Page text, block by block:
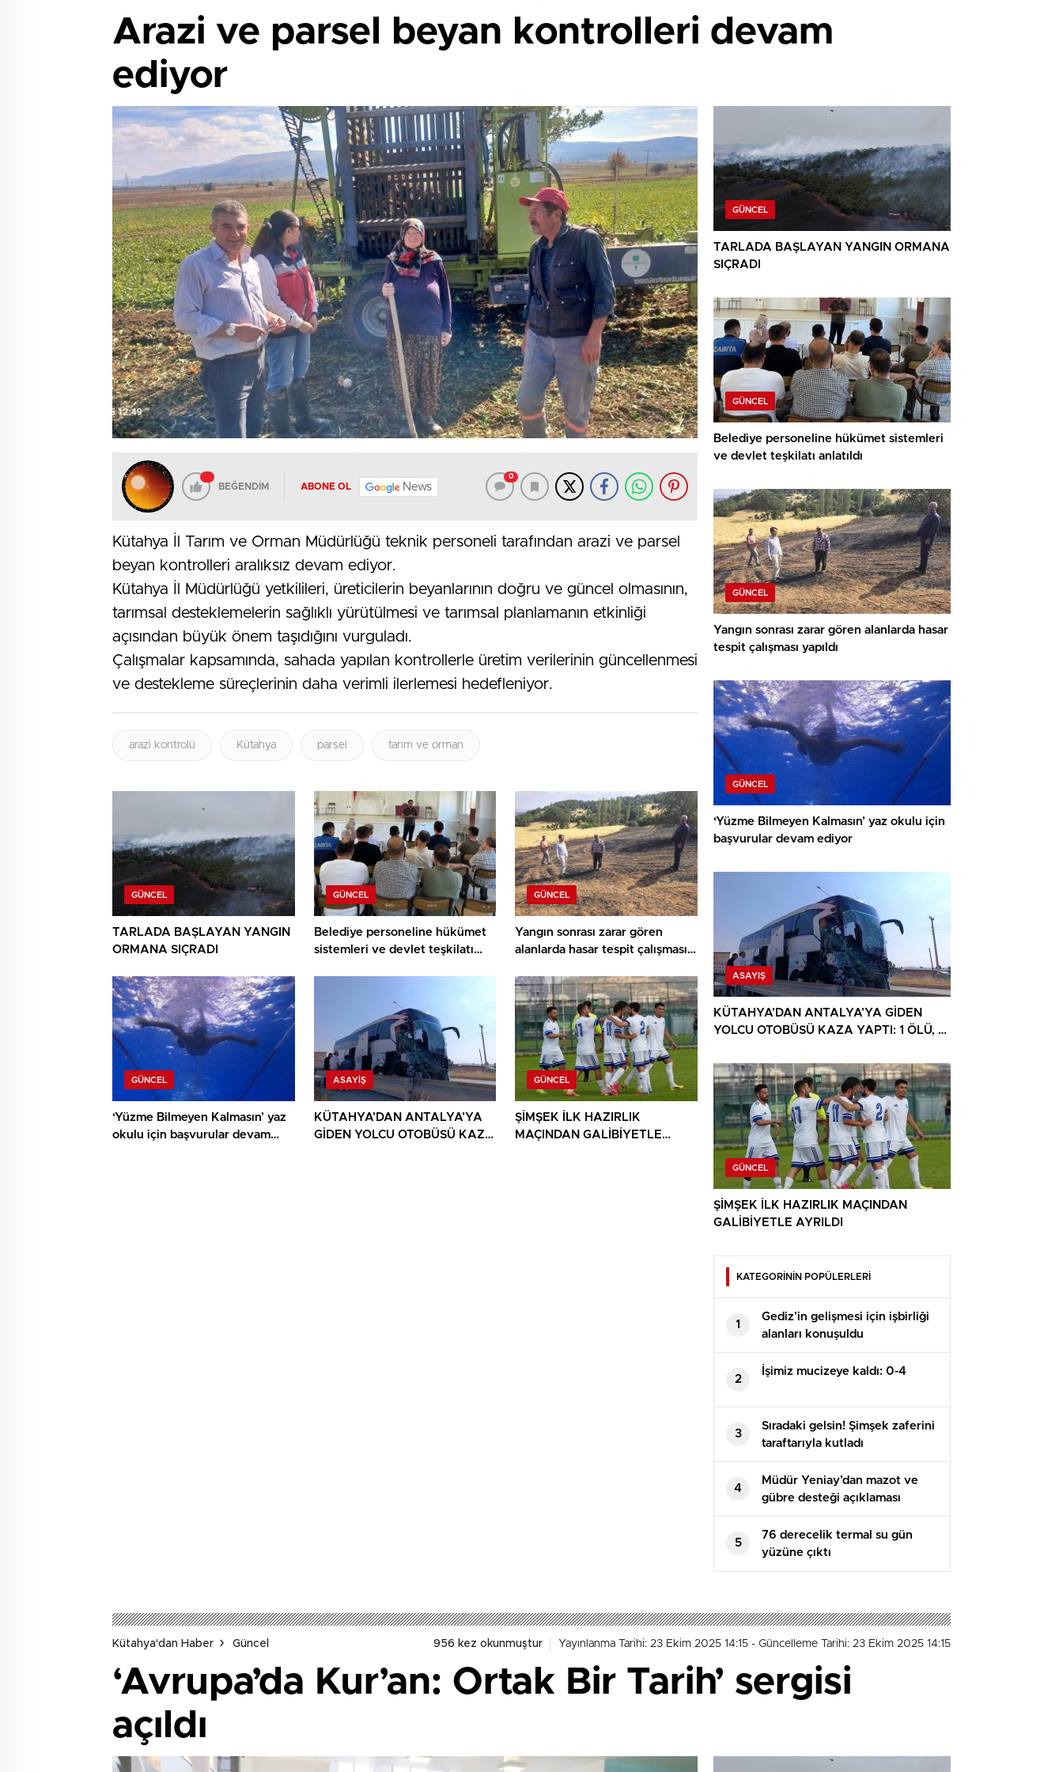
Arazi ve parsel beyan kontrolleri devam
ediyor
BEĞENDİM ABONE OL News
0
Kütahya İl Tarım ve Orman Müdürlüğü teknik personeli tarafından arazi ve parsel
beyan kontrolleri aralıksız devam ediyor.
Kütahya İl Müdürlüğü yetkilileri, üreticilerin beyanlarının doğru ve güncel olmasının,
tarımsal desteklemelerin sağlıklı yürütülmesi ve tarımsal planlamanın etkinliği
açısından büyük önem taşıdığını vurguladı.
Çalışmalar kapsamında, sahada yapılan kontrollerle üretim verilerinin güncellenmesi
ve destekleme süreçlerinin daha verimli ilerlemesi hedefleniyor.
arazi kontrolü Kütahya parsel tarım ve orman
GÜNCEL
TARLADA BAŞLAYAN YANGIN
ORMANA SIÇRADI
GÜNCEL
Belediye personeline hükümet
sistemleri ve devlet teşkilatı
GÜNCEL
Yangın sonrası zarar gören
alanlarda hasar tespit çalışması
GÜNCEL
‘Yüzme Bilmeyen Kalmasın’ yaz
okulu için başvurular devam
ASAYIŞ
KÜTAHYA’DAN ANTALYA’YA
GİDEN YOLCU OTOBÜSÜ KAZA
GÜNCEL
ŞİMŞEK İLK HAZIRLIK
MAÇINDAN GALİBİYETLE
GÜNCEL
TARLADA BAŞLAYAN YANGIN ORMANA
SIÇRADI
GÜNCEL
Belediye personeline hükümet sistemleri
ve devlet teşkilatı anlatıldı
GÜNCEL
Yangın sonrası zarar gören alanlarda hasar
tespit çalışması yapıldı
GÜNCEL
‘Yüzme Bilmeyen Kalmasın’ yaz okulu için
başvurular devam ediyor
ASAYIŞ
KÜTAHYA’DAN ANTALYA’YA GİDEN
YOLCU OTOBÜSÜ KAZA YAPTI: 1 ÖLÜ, 15
GÜNCEL
ŞİMŞEK İLK HAZIRLIK MAÇINDAN
GALİBİYETLE AYRILDI
KATEGORİNİN POPÜLERLERİ
1
Gediz’in gelişmesi için işbirliği
alanları konuşuldu
2
İşimiz mucizeye kaldı: 0-4
3
Sıradaki gelsin! Şimşek zaferini
taraftarıyla kutladı
4
Müdür Yeniay’dan mazot ve
gübre desteği açıklaması
5
76 derecelik termal su gün
yüzüne çıktı
Kütahya'dan Haber Güncel 956 kez okunmuştur Yayınlanma Tarihi: 23 Ekim 2025 14:15 - Güncelleme Tarihi: 23 Ekim 2025 14:15
‘Avrupa’da Kur’an: Ortak Bir Tarih’ sergisi
açıldı